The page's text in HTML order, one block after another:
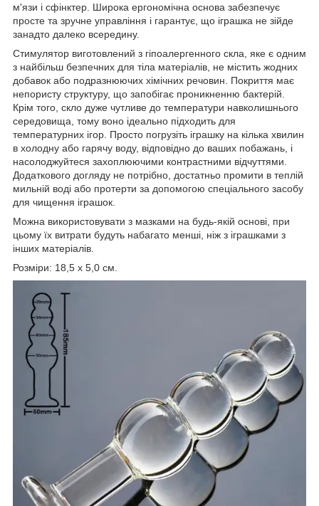
м'язи і сфінктер. Широка ергономічна основа забезпечує
просте та зручне управління і гарантує, що іграшка не зійде
занадто далеко всередину.
Стимулятор виготовлений з гіпоалергенного скла, яке є одним
з найбільш безпечних для тіла матеріалів, не містить жодних
добавок або подразнюючих хімічних речовин. Покриття має
непористу структуру, що запобігає проникненню бактерій.
Крім того, скло дуже чутливе до температури навколишнього
середовища, тому воно ідеально підходить для
температурних ігор. Просто погрузіть іграшку на кілька хвилин
в холодну або гарячу воду, відповідно до ваших побажань, і
насолоджуйтеся захоплюючими контрастними відчуттями.
Додаткового догляду не потрібно, достатньо промити в теплій
мильній воді або протерти за допомогою спеціального засобу
для чищення іграшок.
Можна використовувати з мазками на будь-якій основі, при
цьому їх витрати будуть набагато менші, ніж з іграшками з
інших матеріалів.
Розміри: 18,5 х 5,0 см.